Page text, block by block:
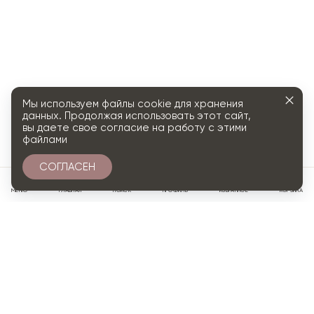
МЕНЮ ГЛАВНАЯ ПОИСК ПРОФИЛЬ ИЗБРАННОЕ КОРЗИНА
Мы используем файлы cookie для хранения
данных. Продолжая использовать этот сайт,
вы даете свое согласие на работу с этими
файлами
СОГЛАСЕН